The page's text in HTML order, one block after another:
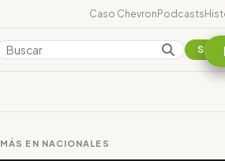
Caso ChevronPodcasts
Colombia
MÁS EN NACIONALES